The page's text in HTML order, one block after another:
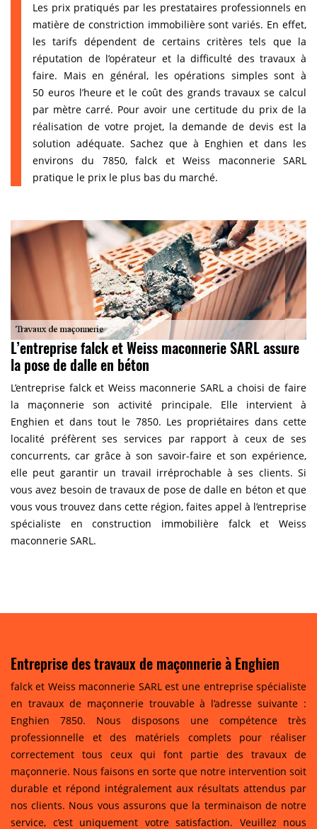
Les prix pratiqués par les prestataires professionnels en
matière de constriction immobilière sont variés. En effet,
les tarifs dépendent de certains critères tels que la
réputation de l’opérateur et la difficulté des travaux à
faire. Mais en général, les opérations simples sont à
50 euros l’heure et le coût des grands travaux se calcul
par mètre carré. Pour avoir une certitude du prix de la
réalisation de votre projet, la demande de devis est la
solution adéquate. Sachez que à Enghien et dans les
environs du 7850, falck et Weiss maconnerie SARL
pratique le prix le plus bas du marché.
L’entreprise falck et Weiss maconnerie SARL assure
la pose de dalle en béton
L’entreprise falck et Weiss maconnerie SARL a choisi de faire
la maçonnerie son activité principale. Elle intervient à
Enghien et dans tout le 7850. Les propriétaires dans cette
localité préfèrent ses services par rapport à ceux de ses
concurrents, car grâce à son savoir-faire et son expérience,
elle peut garantir un travail irréprochable à ses clients. Si
vous avez besoin de travaux de pose de dalle en béton et que
vous vous trouvez dans cette région, faites appel à l’entreprise
spécialiste en construction immobilière falck et Weiss
maconnerie SARL.
Entreprise des travaux de maçonnerie à Enghien
falck et Weiss maconnerie SARL est une entreprise spécialiste
en travaux de maçonnerie trouvable à l’adresse suivante :
Enghien 7850. Nous disposons une compétence très
professionnelle et des matériels complets pour réaliser
correctement tous ceux qui font partie des travaux de
maçonnerie. Nous faisons en sorte que notre intervention soit
durable et répond intégralement aux résultats attendus par
nos clients. Nous vous assurons que la terminaison de notre
service, c’est uniquement votre satisfaction. Veuillez nous